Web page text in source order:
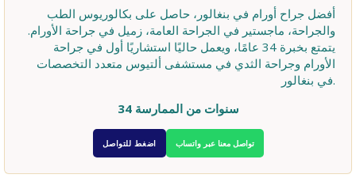
أفضل جراح أورام في بنغالور، حاصل على بكالوريوس الطب
والجراحة، ماجستير في الجراحة العامة، زميل في جراحة الأورام.
يتمتع بخبرة 34 عامًا، ويعمل حاليًا استشاريًا أول في جراحة
الأورام وجراحة الثدي في مستشفى ألتيوس متعدد التخصصات
في بنغالور.
34 سنوات من الممارسة
اضغط للتواصل تواصل معنا عبر واتساب